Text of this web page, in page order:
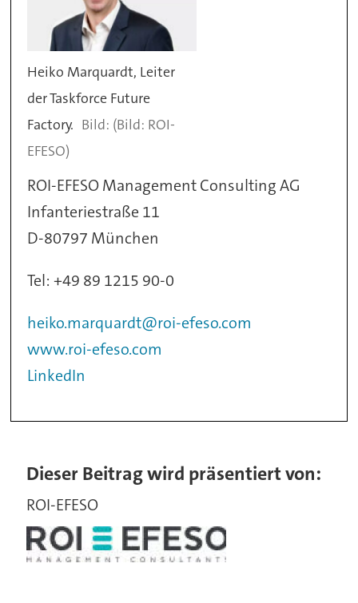
Heiko Marquardt, Leiter
der Taskforce Future
Factory.
(Bild: ROI-
EFESO)
ROI-EFESO Management Consulting AG
Infanteriestraße 11
D-80797 München
Tel: +49 89 1215 90-0
heiko.marquardt@roi-efeso.com
www.roi-efeso.com
LinkedIn
Dieser Beitrag wird präsentiert von:
ROI-EFESO